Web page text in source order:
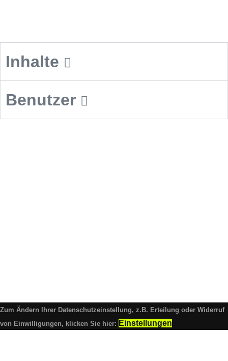
Inhalte
Benutzer
Zum Ändern Ihrer Datenschutzeinstellung, z.B. Erteilung oder Widerruf
von Einwilligungen, klicken Sie hier: Einstellungen